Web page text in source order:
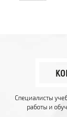
Специалисты
работы и